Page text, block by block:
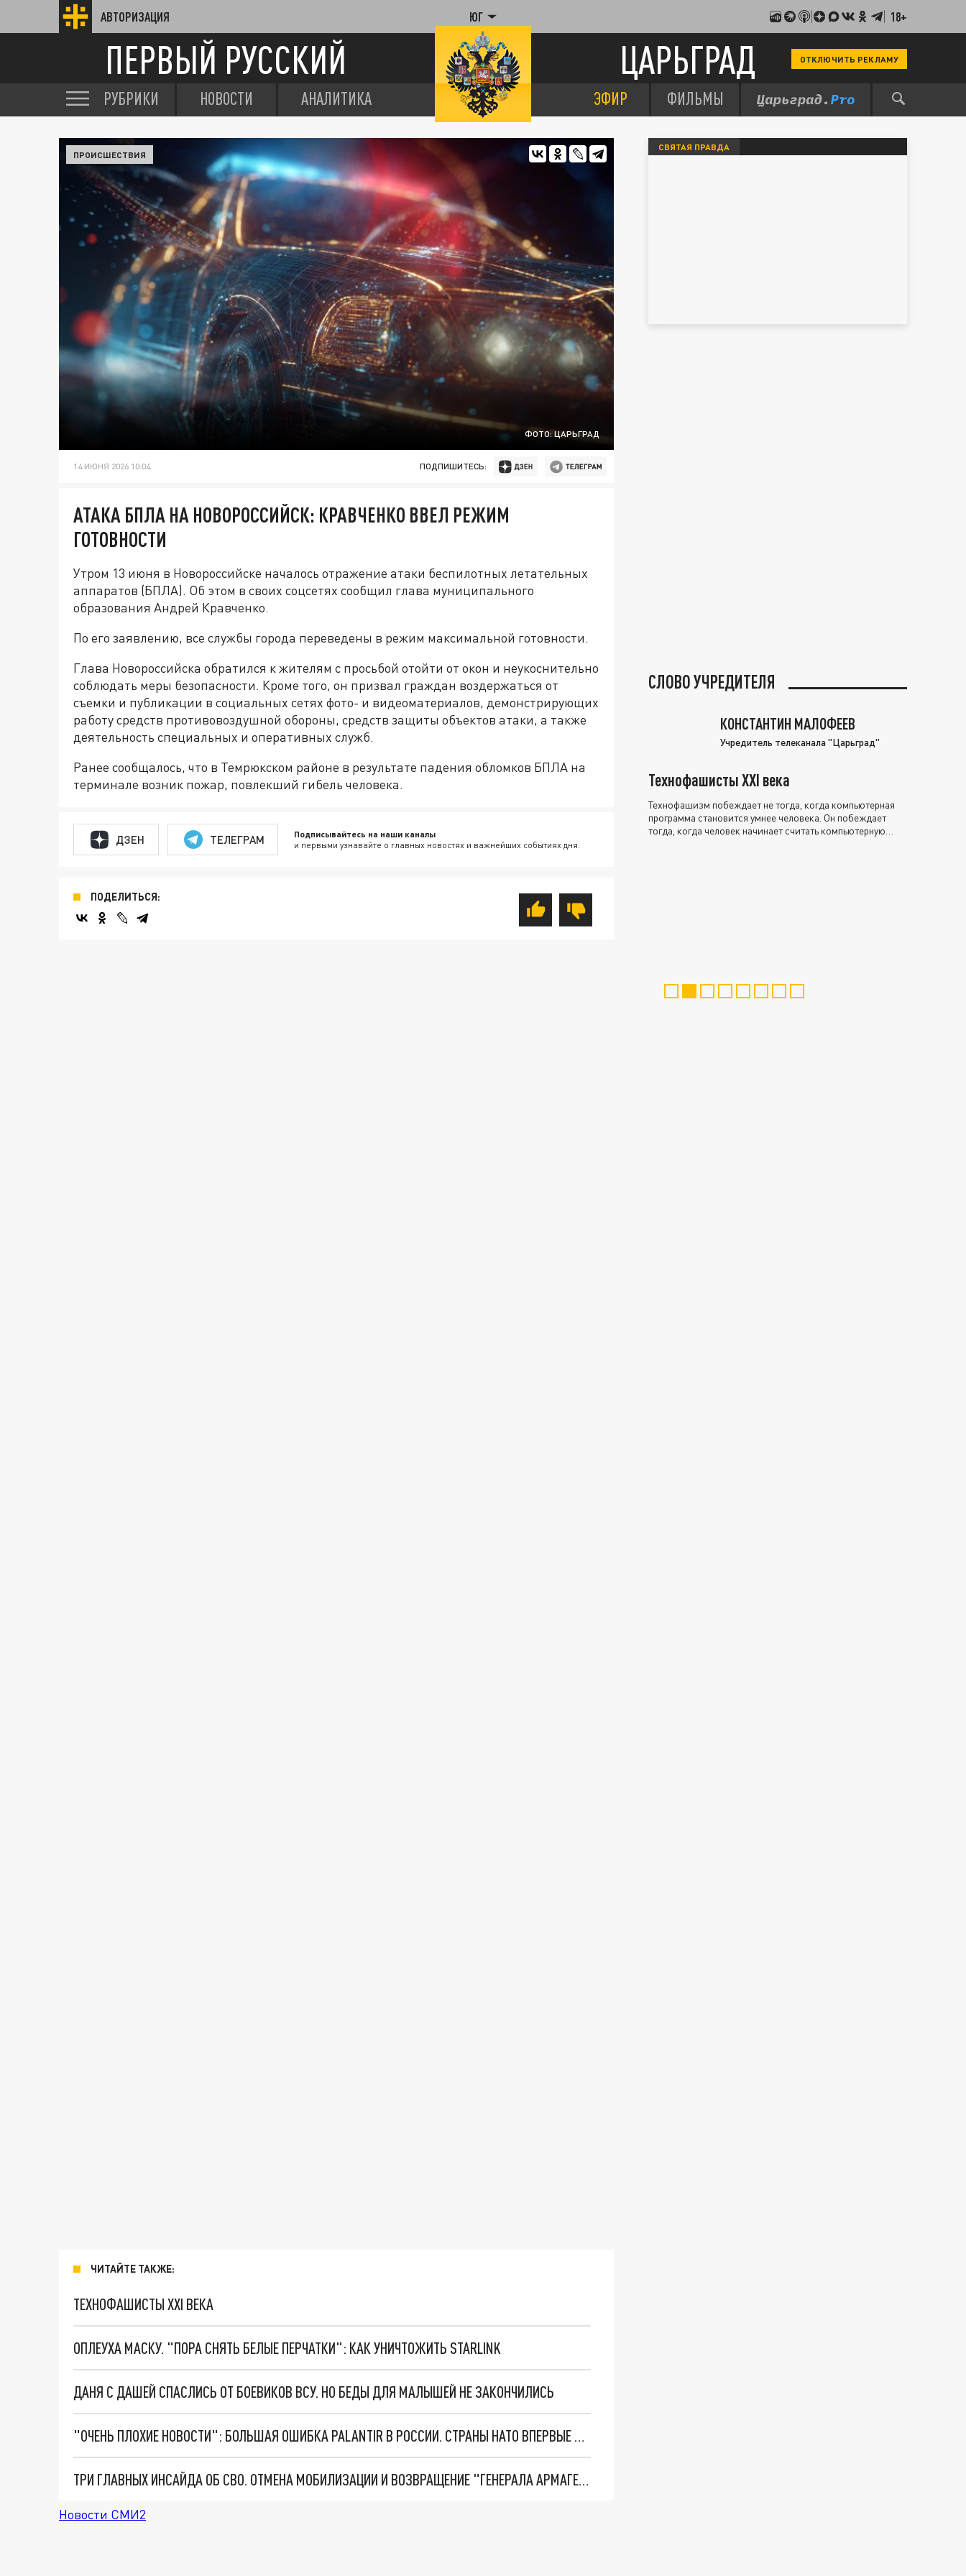
АВТОРИЗАЦИЯ ЮГ 18+
ПЕРВЫЙ РУССКИЙ ЦАРЬГРАД ОТКЛЮЧИТЬ РЕКЛАМУ
РУБРИКИ НОВОСТИ АНАЛИТИКА ЭФИР ФИЛЬМЫ
ФОТО: ЦАРЬГРАД
ПРОИСШЕСТВИЯ
14 ИЮНЯ 2026 10:04 ПОДПИШИТЕСЬ:
АТАКА БПЛА НА НОВОРОССИЙСК: КРАВЧЕНКО ВВЕЛ РЕЖИМ
ГОТОВНОСТИ
Утром 13 июня в Новороссийске началось отражение атаки беспилотных летательных
аппаратов (БПЛА). Об этом в своих соцсетях сообщил глава муниципального
образования Андрей Кравченко.
По его заявлению, все службы города переведены в режим максимальной готовности.
Глава Новороссийска обратился к жителям с просьбой отойти от окон и неукоснительно
соблюдать меры безопасности. Кроме того, он призвал граждан воздержаться от
съемки и публикации в социальных сетях фото- и видеоматериалов, демонстрирующих
работу средств противовоздушной обороны, средств защиты объектов атаки, а также
деятельность специальных и оперативных служб.
Ранее сообщалось, что в Темрюкском районе в результате падения обломков БПЛА на
терминале возник пожар, повлекший гибель человека.
ДЗЕН ТЕЛЕГРАМ Подписывайтесь на наши каналы
и первыми узнавайте о главных новостях и важнейших событиях дня.
ПОДЕЛИТЬСЯ:
ЧИТАЙТЕ ТАКЖЕ:
ТЕХНОФАШИСТЫ XXI ВЕКА
ОПЛЕУХА МАСКУ. "ПОРА СНЯТЬ БЕЛЫЕ ПЕРЧАТКИ": КАК УНИЧТОЖИТЬ STARLINK
ДАНЯ С ДАШЕЙ СПАСЛИСЬ ОТ БОЕВИКОВ ВСУ. НО БЕДЫ ДЛЯ МАЛЫШЕЙ НЕ ЗАКОНЧИЛИСЬ
"ОЧЕНЬ ПЛОХИЕ НОВОСТИ": БОЛЬШАЯ ОШИБКА PALANTIR В РОССИИ. СТРАНЫ НАТО ВПЕРВЫЕ ЗА СВО ОСТАНОВИЛИ ПОСТАВКИ ОРУЖИЯ. ВСУ ТЕРЯЮТ ПРИГРАНИЧЬЕ?
ТРИ ГЛАВНЫХ ИНСАЙДА ОБ СВО. ОТМЕНА МОБИЛИЗАЦИИ И ВОЗВРАЩЕНИЕ "ГЕНЕРАЛА АРМАГЕДДОНА"? ОТЛИЧНЫЕ НОВОСТИ, КОТОРЫЕ ЖДАЛИ ВСЕ
Новости СМИ2
СВЯТАЯ ПРАВДА
СЛОВО УЧРЕДИТЕЛЯ
КОНСТАНТИН МАЛОФЕЕВ
Учредитель телеканала "Царьград"
Технофашисты XXI века
Технофашизм побеждает не тогда, когда компьютерная
программа становится умнее человека. Он побеждает
тогда, когда человек начинает считать компьютерную